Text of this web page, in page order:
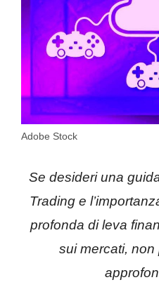
Adobe Stock
Se desideri una
Trading e
profonda di leva
sui mercati, non